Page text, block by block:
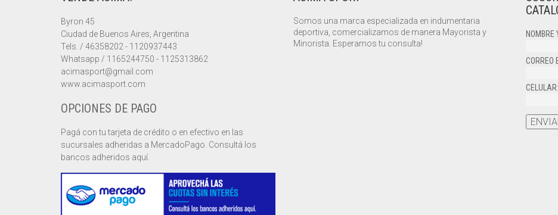
Byron 45
Ciudad de Buenos Aires, Argentina
Tels. / 46358202 - 1120937443
Whatsapp / 1165244750 - 1125313862
acimasport@gmail.com
www.acimasport.com
OPCIONES DE PAGO
Pagá con tu tarjeta de crédito o en efectivo en las
sucursales adheridas a MercadoPago. Consultá los
bancos adheridos aquí.
Somos una marca especializada en indumentaria
deportiva, comercializamos de manera Mayorista y
Minorista. Esperamos tu consulta!
NOMBRE
CORREO
CELULAR: